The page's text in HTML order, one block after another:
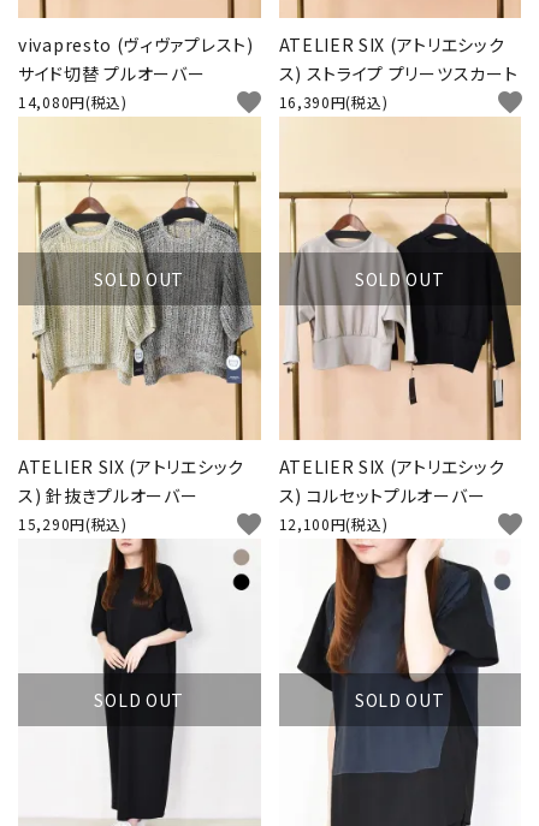
vivapresto (ヴィヴァプレスト)
サイド切替 プルオーバー
14,080円(税込) favorite
ATELIER SIX (アトリエシック
ス) ストライプ プリーツスカート
16,390円(税込) favorite
SOLD OUT
ATELIER SIX (アトリエシック
ス) 針抜きプルオーバー
15,290円(税込) favorite
SOLD OUT
ATELIER SIX (アトリエシック
ス) コルセットプルオーバー
12,100円(税込) favorite
SOLD OUT SOLD OUT